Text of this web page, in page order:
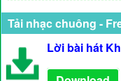
Tải nhạc chuông -
Lời bài hát